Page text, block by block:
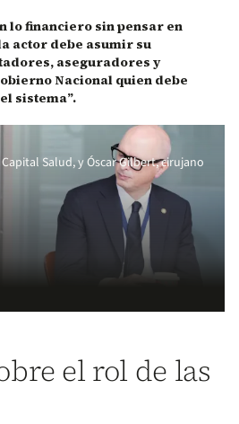
lo financiero sin pensar en
actor debe asumir su
aseguradores y
Nacional quien debe
sistema”.
Salud, y Óscar Gilbert, cirujano
el rol de las